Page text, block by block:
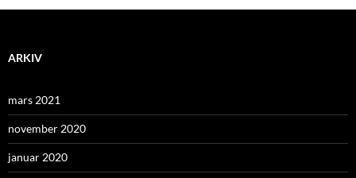
ARKIV
mars 2021
november 2020
januar 2020